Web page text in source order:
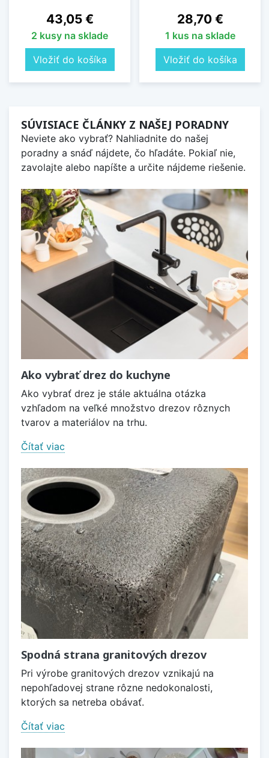
Cena
43,05 €
2 kusy na sklade
Vložiť do košíka
Cena
28,70 €
1 kus na sklade
Vložiť do košíka
SÚVISIACE ČLÁNKY Z NAŠEJ PORADNY
Neviete ako vybrať? Nahliadnite do našej
poradny a snáď nájdete, čo hľadáte. Pokiaľ nie,
zavolajte alebo napíšte a určite nájdeme riešenie.
Ako vybrať drez do kuchyne
Ako vybrať drez je stále aktuálna otázka
vzhľadom na veľké množstvo drezov rôznych
tvarov a materiálov na trhu.
Čítať viac
Spodná strana granitových drezov
Pri výrobe granitových drezov vznikajú na
nepohľadovej strane rôzne nedokonalosti,
ktorých sa netreba obávať.
Čítať viac